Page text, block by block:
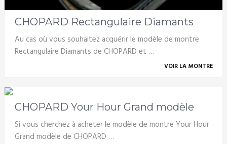
CHOPARD Rectangulaire Diamants
Au cas où vous souhaitez acquérir le modèle de montre
Rectangulaire Diamants de CHOPARD et …
VOIR LA MONTRE
CHOPARD Your Hour Grand modèle
Si vous cherchez à acheter le modèle de montre Your Hour
Grand modèle de CHOPARD …